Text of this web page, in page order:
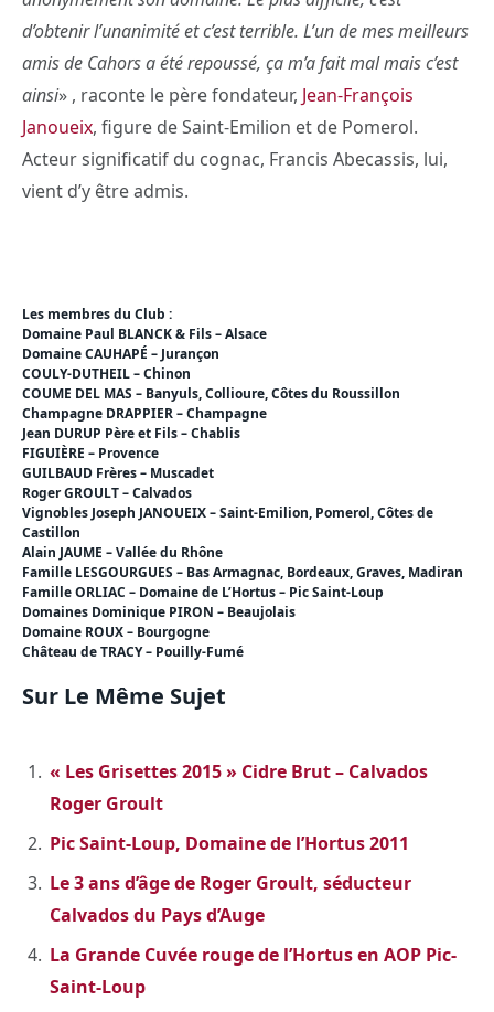
d’obtenir l’unanimité et c’est terrible. L’un de mes meilleurs
amis de Cahors a été repoussé, ça m’a fait mal mais c’est
ainsi» , raconte le père fondateur, Jean-François
Janoueix, figure de Saint-Emilion et de Pomerol.
Acteur significatif du cognac, Francis Abecassis, lui,
vient d’y être admis.
Les membres du Club :
Domaine Paul BLANCK & Fils – Alsace
Domaine CAUHAPÉ – Jurançon
COULY-DUTHEIL – Chinon
COUME DEL MAS – Banyuls, Collioure, Côtes du Roussillon
Champagne DRAPPIER – Champagne
Jean DURUP Père et Fils – Chablis
FIGUIÈRE – Provence
GUILBAUD Frères – Muscadet
Roger GROULT – Calvados
Vignobles Joseph JANOUEIX – Saint-Emilion, Pomerol, Côtes de
Castillon
Alain JAUME – Vallée du Rhône
Famille LESGOURGUES – Bas Armagnac, Bordeaux, Graves, Madiran
Famille ORLIAC – Domaine de L’Hortus – Pic Saint-Loup
Domaines Dominique PIRON – Beaujolais
Domaine ROUX – Bourgogne
Château de TRACY – Pouilly-Fumé
Sur Le Même Sujet
« Les Grisettes 2015 » Cidre Brut – Calvados
Roger Groult
Pic Saint-Loup, Domaine de l’Hortus 2011
Le 3 ans d’âge de Roger Groult, séducteur
Calvados du Pays d’Auge
La Grande Cuvée rouge de l’Hortus en AOP Pic-
Saint-Loup